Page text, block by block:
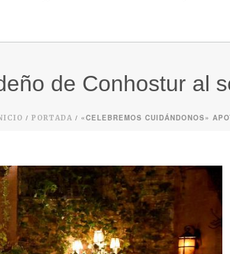
de Conhostur al
/ PORTADA / «CELEBREMOS CUIDÁNDONOS»